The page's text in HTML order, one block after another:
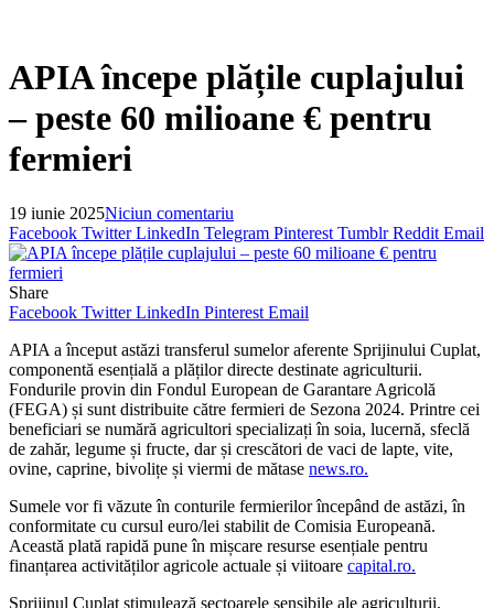
APIA începe plățile cuplajului
– peste 60 milioane € pentru
fermieri
19 iunie 2025Niciun comentariu
Facebook Twitter LinkedIn Telegram Pinterest Tumblr Reddit Email
Share
Facebook Twitter LinkedIn Pinterest Email
APIA a început astăzi transferul sumelor aferente Sprijinului Cuplat,
componentă esențială a plăților directe destinate agriculturii.
Fondurile provin din Fondul European de Garantare Agricolă
(FEGA) și sunt distribuite către fermieri de Sezona 2024. Printre cei
beneficiari se numără agricultori specializați în soia, lucernă, sfeclă
de zahăr, legume și fructe, dar și crescători de vaci de lapte, vite,
ovine, caprine, bivolițe și viermi de mătase news.ro.
Sumele vor fi văzute în conturile fermierilor începând de astăzi, în
conformitate cu cursul euro/lei stabilit de Comisia Europeană.
Această plată rapidă pune în mișcare resurse esențiale pentru
finanțarea activităților agricole actuale și viitoare capital.ro.
Sprijinul Cuplat stimulează sectoarele sensibile ale agriculturii,